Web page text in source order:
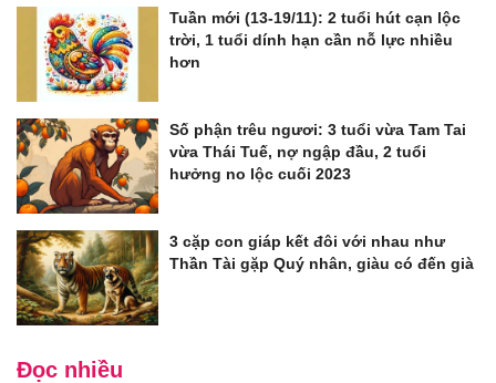
Tuần mới (13-19/11): 2 tuổi hút cạn lộc
trời, 1 tuổi dính hạn cần nỗ lực nhiều
hơn
Số phận trêu ngươi: 3 tuổi vừa Tam Tai
vừa Thái Tuế, nợ ngập đầu, 2 tuổi
hưởng no lộc cuối 2023
3 cặp con giáp kết đôi với nhau như
Thần Tài gặp Quý nhân, giàu có đến già
Đọc nhiều